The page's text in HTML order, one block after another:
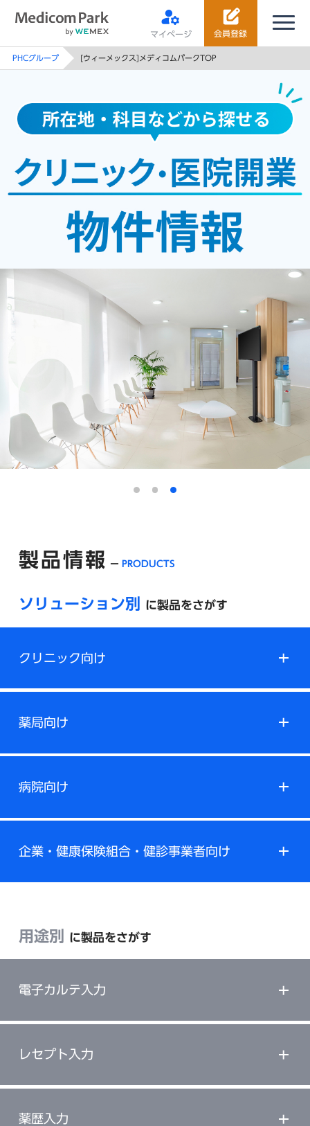
会員登録
マイページ
PHCグループ [ウィーメックス]メディコムパークTOP
製品情報 PRODUCTS
ソリューション別 に製品をさがす
クリニック向け
薬局向け
病院向け
企業・健康保険組合・健診事業者向け
用途別 に製品をさがす
電子カルテ入力
レセプト入力
薬歴入力